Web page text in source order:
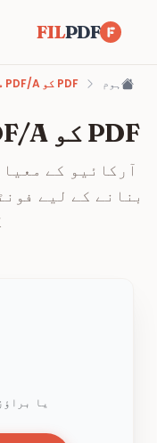
FILPDF
ہوم PDF کو PDF/A میں تبدیل کریں
PDF کو PDF/A میں تبدیل کریں
بنانے کے لیے
یا براؤز करने के लिए क्लिक करें।